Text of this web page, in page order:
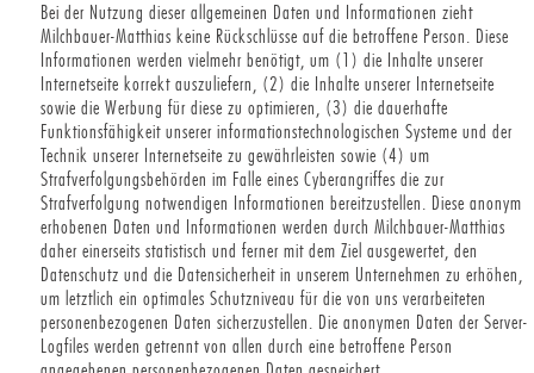
Bei der Nutzung dieser allgemeinen Daten und Informationen zieht
Milchbauer-Matthias keine Rückschlüsse auf die betroffene Person. Diese
Informationen werden vielmehr benötigt, um (1) die Inhalte unserer
Internetseite korrekt auszuliefern, (2) die Inhalte unserer Internetseite
sowie die Werbung für diese zu optimieren, (3) die dauerhafte
Funktionsfähigkeit unserer informationstechnologischen Systeme und der
Technik unserer Internetseite zu gewährleisten sowie (4) um
Strafverfolgungsbehörden im Falle eines Cyberangriffes die zur
Strafverfolgung notwendigen Informationen bereitzustellen. Diese anonym
erhobenen Daten und Informationen werden durch Milchbauer-Matthias
daher einerseits statistisch und ferner mit dem Ziel ausgewertet, den
Datenschutz und die Datensicherheit in unserem Unternehmen zu erhöhen,
um letztlich ein optimales Schutzniveau für die von uns verarbeiteten
personenbezogenen Daten sicherzustellen. Die anonymen Daten der Server-
Logfiles werden getrennt von allen durch eine betroffene Person